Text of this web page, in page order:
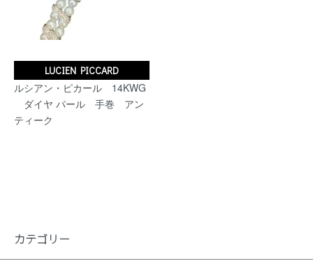
LUCIEN PICCARD
ルシアン・ピカール 14KWG
ダイヤ パール 手巻 アン
ティーク
カテゴリー